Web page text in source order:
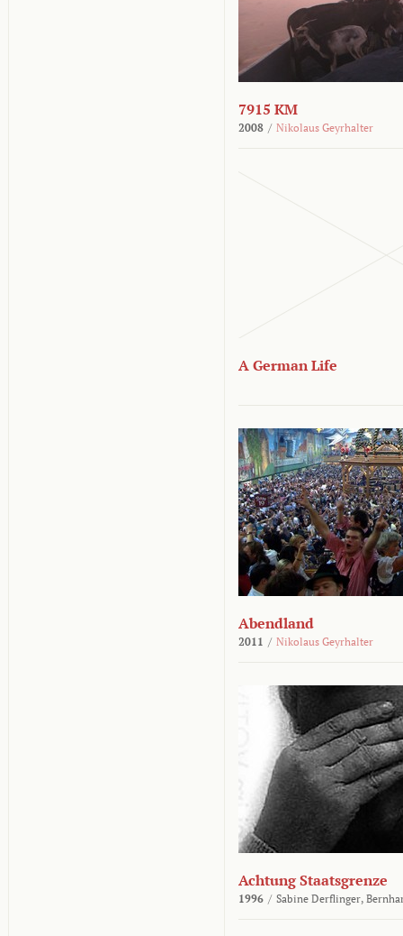
7915 KM
2008 / Nikolaus Geyrhalter
A German Life
Abendland
2011 / Nikolaus Geyrhalter
Achtung Staatsgrenze
1996 / Sabine Derflinger,